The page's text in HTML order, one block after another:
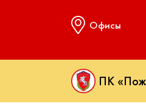
Офисы
ПК